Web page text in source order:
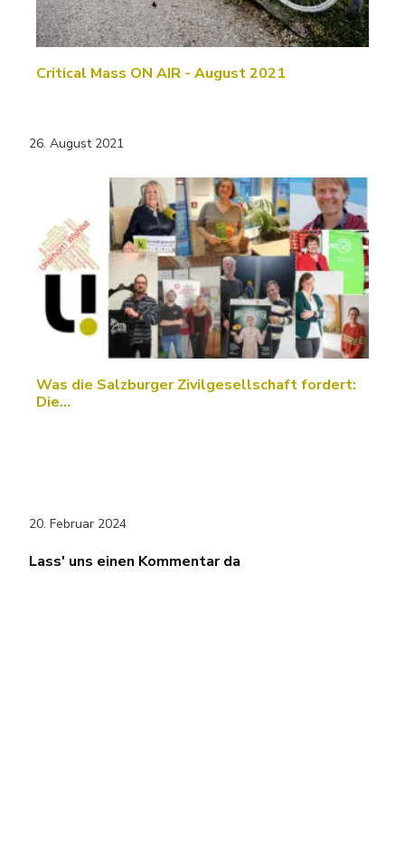
Critical Mass ON AIR - August 2021
26. August 2021
Was die Salzburger Zivilgesellschaft fordert:
Die…
20. Februar 2024
Lass' uns einen Kommentar da